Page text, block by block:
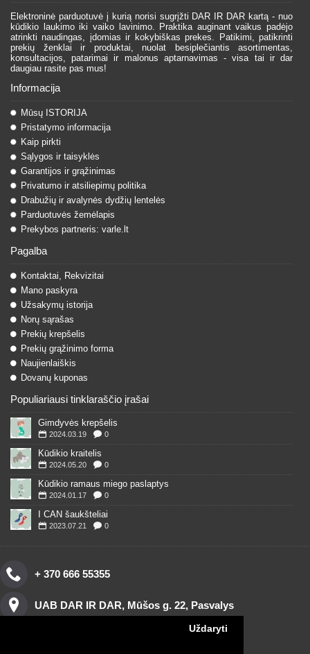
Uždaryti
Elektroninė parduotuvė į kurią norisi sugrįžti DAR IR DAR kartą - nuo
kūdikio laukimo iki vaiko lavinimo. Praktika auginant vaikus padėjo
atrinkti naudingas, įdomias ir kokybiškas prekes. Patikimi, patikrinti
prekių ženklai ir produktai, nuolat besiplečiantis asortimentas,
konsultacijos, patarimai ir malonus aptarnavimas - visa tai ir dar
daugiau rasite pas mus!
Informacija
Mūsų ISTORIJA
Pristatymo informacija
Kaip pirkti
Sąlygos ir taisyklės
Garantijos ir grąžinimas
Privatumo ir atsiliepimų politika
Drabužių ir avalynės dydžių lentelės
Parduotuvės žemėlapis
Prekybos partneris: varle.lt
Pagalba
Kontaktai, Rekvizitai
Mano paskyra
Užsakymų istorija
Norų sąrašas
Prekių krepšelis
Prekių grąžinimo forma
Naujienlaiškis
Dovanų kuponas
Populiariausi tinklaraščio įrašai
Gimdyvės krepšelis
2024.03.19 0
Kūdikio kraitelis
2024.05.20 0
Kūdikio ramaus miego paslaptys
2024.01.17 0
I CAN šaukšteliai
2023.07.21 0
+ 370 666 55355
UAB DAR IR DAR, Mūšos g. 22, Pasvalys